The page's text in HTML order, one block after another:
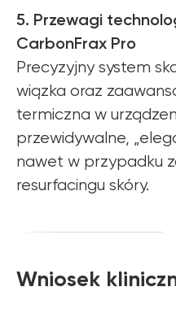
5. Przewagi
CarbonFrax Pro
Precyzyjny system
wiązka oraz
termiczna w
przewidywalne,
nawet w przypadku
resurfacingu skóry.
Wniosek
zemits.co.uk
zemits.com
Zemits